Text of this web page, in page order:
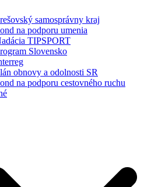
samosprávny kraj
na podporu umenia
TIPSPORT
Slovensko
obnovy a odolnosti SR
na podporu cestovného ruchu